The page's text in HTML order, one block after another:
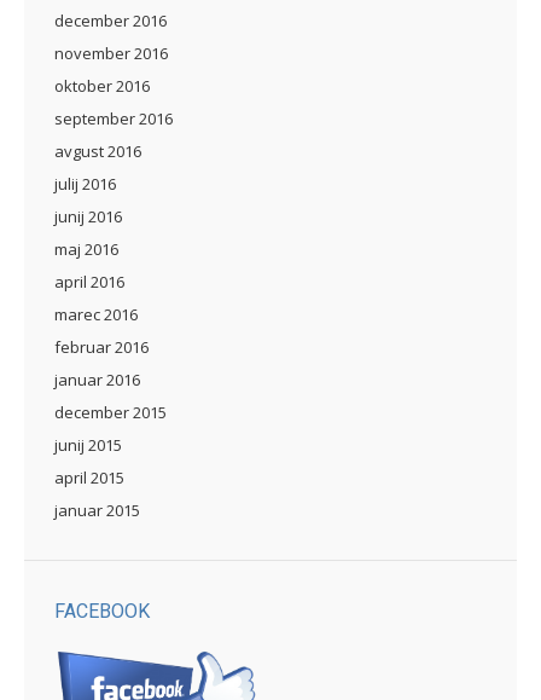
december 2016
november 2016
oktober 2016
september 2016
avgust 2016
julij 2016
junij 2016
maj 2016
april 2016
marec 2016
februar 2016
januar 2016
december 2015
junij 2015
april 2015
januar 2015
FACEBOOK